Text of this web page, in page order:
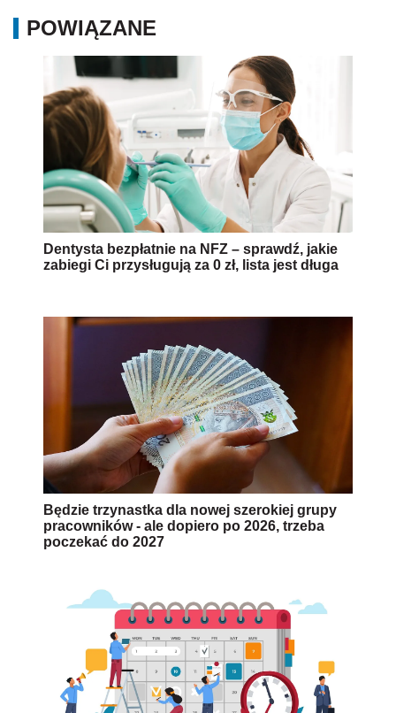
POWIĄZANE
Dentysta bezpłatnie na NFZ – sprawdź, jakie
zabiegi Ci przysługują za 0 zł, lista jest długa
Będzie trzynastka dla nowej szerokiej grupy
pracowników - ale dopiero po 2026, trzeba
poczekać do 2027